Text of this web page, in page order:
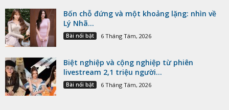
Bốn chỗ đứng và một khoảng lặng: nhìn về
Lý Nhã...
Bài nổi bật 6 Tháng Tám, 2026
Biệt nghiệp và cộng nghiệp từ phiên
livestream 2,1 triệu người...
Bài nổi bật 6 Tháng Tám, 2026